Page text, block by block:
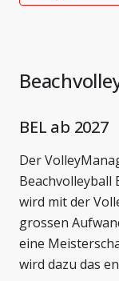
BEL ab 2027
Der
Beachvolleyball
wird mit der
grossen
eine
wird dazu das